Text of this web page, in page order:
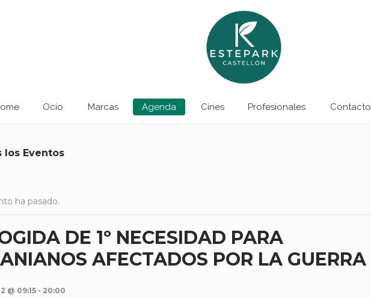
Ocio Marcas Agenda Cines Profesionales Contacto
los Eventos
ha pasado.
DE 1º NECESIDAD PARA
AFECTADOS POR LA GUERRA
@ 09:15 - 20:00